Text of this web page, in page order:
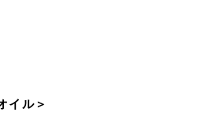
イル＞